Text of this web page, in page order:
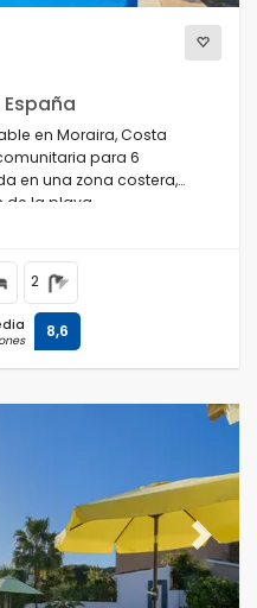
en Moraira, Costa
para 6
en una zona costera,
la playa.
2
8,6
Next